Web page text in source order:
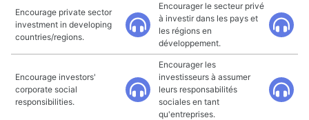
Encourage private sector
investment in developing
countries/regions.
Encourager le secteur privé
à investir dans les pays et
les régions en
développement.
Encourage investors'
corporate social
responsibilities.
Encourager les
investisseurs à assumer
leurs responsabilités
sociales en tant
qu'entreprises.